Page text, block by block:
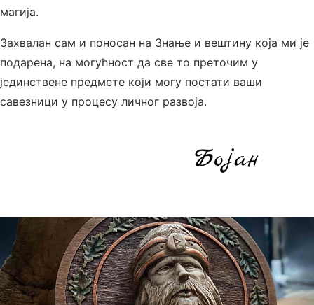
магија.
Захвалан сам и поносан на Знање и вештину која ми је
подарена, на могућност да све то преточим у
јединствене предмете који могу постати ваши
савезници у процесу личног развоја.